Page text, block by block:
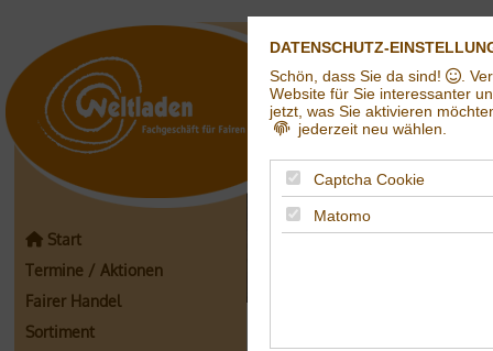
Start
Termine / Aktionen
Fairer Handel
Sortiment
Weltladen in
DATENSCHUTZ-
Schön, dass Sie da sind!
.
Website für Sie interessanter
jetzt, was Sie aktivieren
jederzeit neu wählen.
Captcha Cookie
Matomo